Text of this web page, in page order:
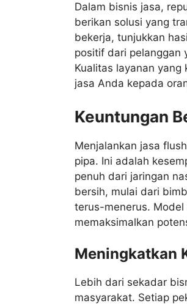
Dalam bisnis jasa,
berikan solusi yang
bekerja, tunjukkan
positif dari pelanggan
Kualitas layanan
jasa Anda kepada
Keuntungan
Menjalankan jasa
pipa. Ini adalah
penuh dari jaringan
bersih, mulai dari
terus-menerus.
memaksimalkan
Meningkatkan
Lebih dari sekadar
masyarakat. Setiap